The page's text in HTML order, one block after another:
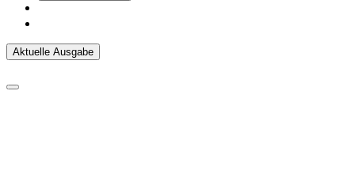
Aktuelle Ausgabe